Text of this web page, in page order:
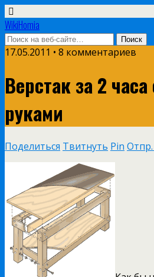
WikiHomia
17.05.2011 • 8 комментариев
Верстак за 2
руками
Поделиться Твитнуть Pin Отпр.